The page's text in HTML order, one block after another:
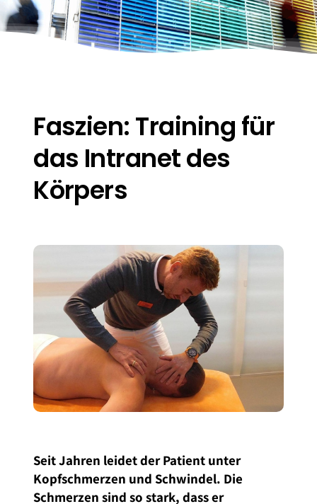
Kontakt und Anfahrt
Faszien: Training für
das Intranet des
Körpers
Seit Jahren leidet der Patient unter
Kopfschmerzen und Schwindel. Die
Schmerzen sind so stark, dass er